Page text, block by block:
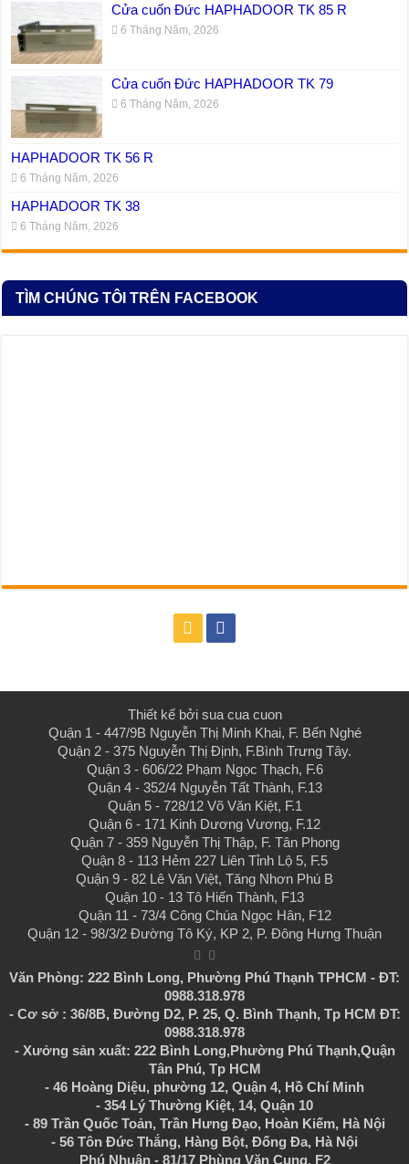
Cửa cuốn Đức HAPHADOOR TK 85 R
6 Tháng Năm, 2026
Cửa cuốn Đức HAPHADOOR TK 79
6 Tháng Năm, 2026
HAPHADOOR TK 56 R
6 Tháng Năm, 2026
HAPHADOOR TK 38
6 Tháng Năm, 2026
TÌM CHÚNG TÔI TRÊN FACEBOOK
Thiết kế bởi sua cua cuon
Quận 1 - 447/9B Nguyễn Thị Minh Khai, F. Bến Nghé
Quận 2 - 375 Nguyễn Thị Định, F.Bình Trưng Tây.
Quận 3 - 606/22 Phạm Ngọc Thạch, F.6
Quận 4 - 352/4 Nguyễn Tất Thành, F.13
Quận 5 - 728/12 Võ Văn Kiệt, F.1
Quận 6 - 171 Kinh Dương Vương, F.12
Quận 7 - 359 Nguyễn Thị Thập, F. Tân Phong
Quận 8 - 113 Hẻm 227 Liên Tỉnh Lộ 5, F.5
Quận 9 - 82 Lê Văn Việt, Tăng Nhơn Phú B
Quận 10 - 13 Tô Hiến Thành, F13
Quận 11 - 73/4 Công Chúa Ngọc Hân, F12
Quận 12 - 98/3/2 Đường Tô Ký, KP 2, P. Đông Hưng Thuận
Văn Phòng: 222 Bình Long, Phường Phú Thạnh TPHCM - ĐT:
0988.318.978
- Cơ sở : 36/8B, Đường D2, P. 25, Q. Bình Thạnh, Tp HCM ĐT:
0988.318.978
- Xưởng sản xuất: 222 Bình Long,Phường Phú Thạnh,Quận
Tân Phú, Tp HCM
- 46 Hoàng Diệu, phường 12, Quận 4, Hồ Chí Minh
- 354 Lý Thường Kiệt, 14, Quận 10
- 89 Trần Quốc Toản, Trần Hưng Đạo, Hoàn Kiếm, Hà Nội
- 56 Tôn Đức Thắng, Hàng Bột, Đống Đa, Hà Nội
Phú Nhuận - 81/17 Phùng Văn Cung, F2